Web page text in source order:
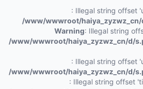
: Illegal string offset
/www/wwwroot/
Warning: Illegal string
/www/wwwroot/haiya_zyzwz_cn/d/
: Illegal string offset
/www/wwwroot/haiya_zyzwz_cn/d/
: Illegal string offset